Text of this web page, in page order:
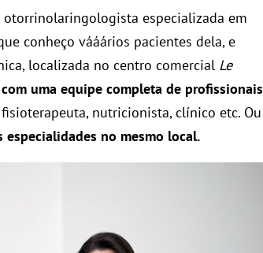
especializada em
conheço vááários pacientes dela, e
localizada no centro comercial Le
uma equipe completa de profissionais
nutricionista, clínico etc. Ou
no mesmo local.